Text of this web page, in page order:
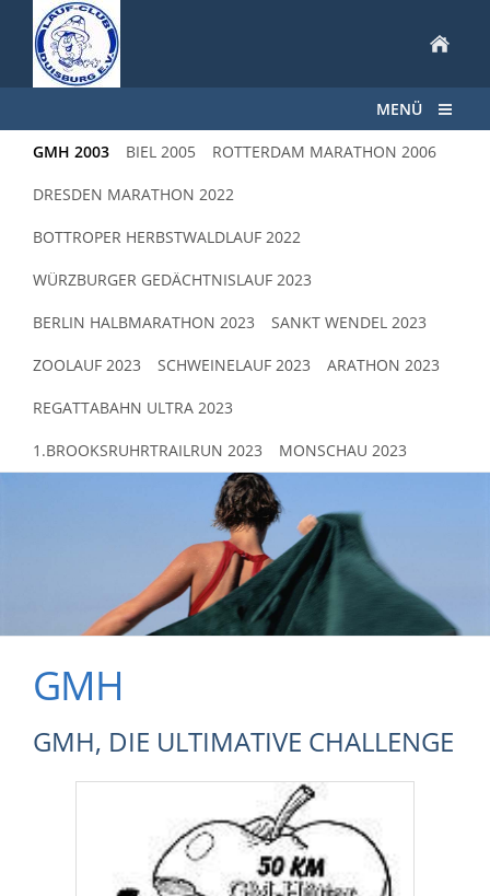
MENÜ
GMH 2003 BIEL 2005 ROTTERDAM MARATHON 2006
DRESDEN MARATHON 2022
BOTTROPER HERBSTWALDLAUF 2022
WÜRZBURGER GEDÄCHTNISLAUF 2023
BERLIN HALBMARATHON 2023 SANKT WENDEL 2023
ZOOLAUF 2023 SCHWEINELAUF 2023 ARATHON 2023
REGATTABAHN ULTRA 2023
1.BROOKSRUHRTRAILRUN 2023 MONSCHAU 2023
GMH
GMH, DIE ULTIMATIVE CHALLENGE